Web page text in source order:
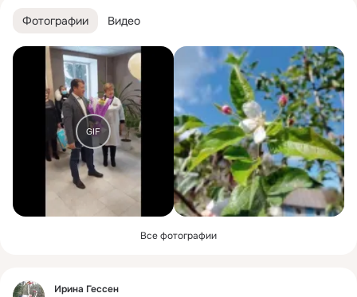
Фотографии Видео
GIF
Все фотографии
Фид
Ирина Гессен